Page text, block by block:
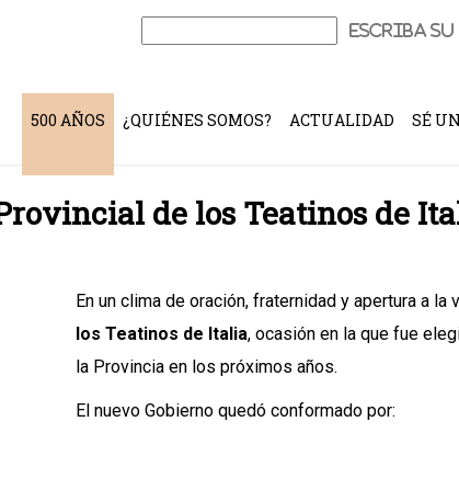
Buscar:
500 AÑOS ¿QUIÉNES SOMOS? ACTUALIDAD SÉ
de los Teatinos de
En un clima de oración, fraternidad y apertura a
los Teatinos de Italia, ocasión en la que fue
la Provincia en los próximos años.
El nuevo Gobierno quedó conformado por: